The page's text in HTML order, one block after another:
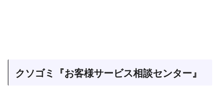
クソゴミ『お客様サービス相談センター』